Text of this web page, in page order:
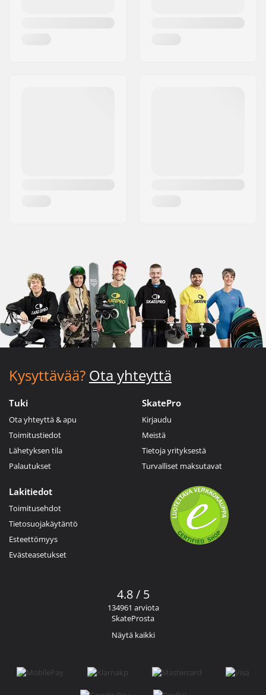
Kysyttävää? Ota yhteyttä
Tuki
Ota yhteyttä & apu
Toimitustiedot
Lähetyksen tila
Palautukset
SkatePro
Kirjaudu
Meistä
Tietoja yrityksestä
Turvalliset maksutavat
Lakitiedot
Toimitusehdot
Tietosuojakäytäntö
Esteettömyys
Evästeasetukset
4.8 / 5
134961 arviota
SkateProsta
Näytä kaikki